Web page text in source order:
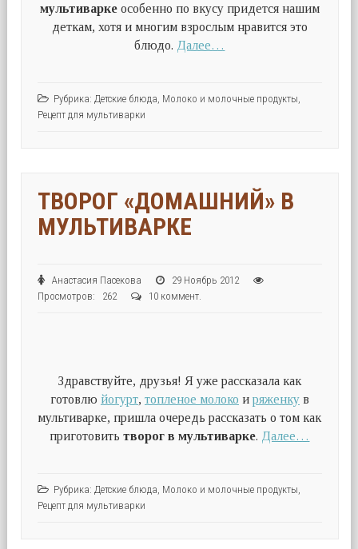
мультиваркеособенно по вкусу придется нашим
деткам, хотя и многим взрослым нравится это
блюдо. Далее…
Рубрика: Детские блюда Молоко и молочные продукты
Рецепт для мультиварки
ТВОРОГ «ДОМАШНИЙ» В
МУЛЬТИВАРКЕ
Анастасия Пасекова
29 Ноябрь 2012
Просмотров: 262
10 коммент.
Здравствуйте, друзья! Я уже рассказала как
готовлю йогурт, топленое молоко и ряженкув
мультиварке, пришла очередь рассказать о том как
приготовитьтворог в мультиварке. Далее…
Рубрика: Детские блюда, Молоко и молочные продукты,
Рецепт для мультиварки